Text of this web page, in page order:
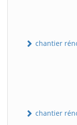
chantier
chantier